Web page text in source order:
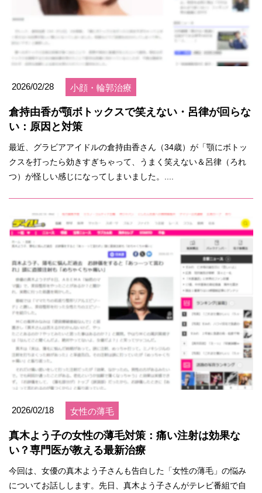
2026/02/28 小顔・輪郭治療
倉持由香が顎ボトックスで笑えない・呂律が回らな
い：原因と対策
最近、グラビアアイドルの倉持由香さん（34歳）が「顎にボトッ
クスを打ったら効きすぎちゃって、うまく笑えない＆呂律（ろれ
つ）が怪しい感じになってしまいました。....
2026/02/18 女性の薄毛
真木よう子の女性の薄毛対策：痛い注射は効果な
い？専門医が教える最新治療
今回は、女優の真木よう子さんも告白した「女性の薄毛」の悩み
についてお話しします。先日、真木よう子さんがテレビ番組で自